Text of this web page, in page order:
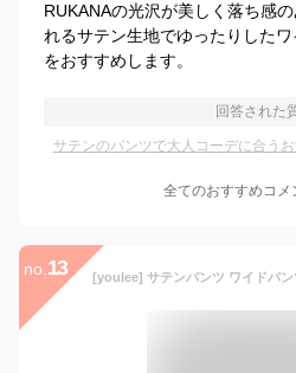
RUKANAの光沢が美しく落ち感
れるサテン生地でゆったりした
をおすすめします。
回答された
サテンのパンツで大人コーデに合う
全てのおすすめコメ
no. 13